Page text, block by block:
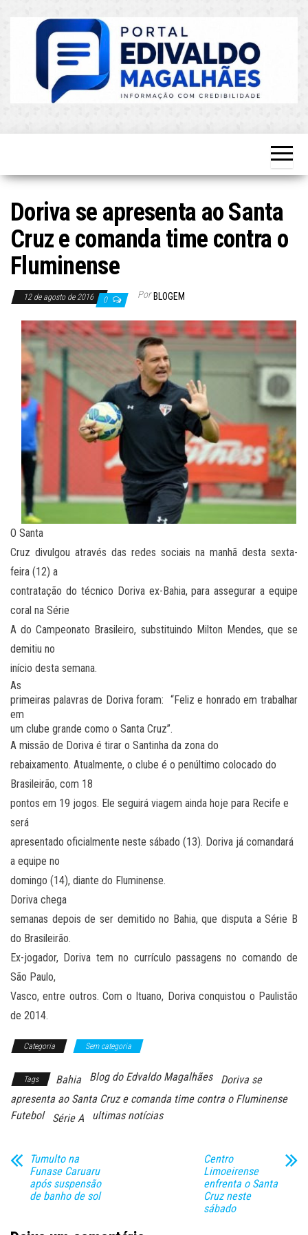
Atualizado!
Doriva se apresenta ao Santa
Cruz e comanda time contra o
Fluminense
12 de agosto de 2016 0 Por BLOGEM
O Santa
Cruz divulgou através das redes sociais na manhã desta sexta-
feira (12) a
contratação do técnico Doriva ex-Bahia, para assegurar a equipe
coral na Série
A do Campeonato Brasileiro, substituindo Milton Mendes, que se
demitiu no
início desta semana.
As
primeiras palavras de Doriva foram: “Feliz e honrado em trabalhar
em
um clube grande como o Santa Cruz”.
A missão de Doriva é tirar o Santinha da zona do
rebaixamento. Atualmente, o clube é o penúltimo colocado do
Brasileirão, com 18
pontos em 19 jogos. Ele seguirá viagem ainda hoje para Recife e
será
apresentado oficialmente neste sábado (13). Doriva já comandará
a equipe no
domingo (14), diante do Fluminense.
Doriva chega
semanas depois de ser demitido no Bahia, que disputa a Série B
do Brasileirão.
Ex-jogador, Doriva tem no currículo passagens no comando de
São Paulo,
Vasco, entre outros. Com o Ituano, Doriva conquistou o Paulistão
de 2014.
Categoria Sem categoria
Tags Bahia Blog do Edvaldo Magalhães
Doriva se
apresenta ao Santa Cruz e comanda time contra o Fluminense
Futebol
Série A ultimas notícias
Tumulto na
Funase Caruaru
após suspensão
de banho de sol
Centro
Limoeirense
enfrenta o Santa
Cruz neste
sábado